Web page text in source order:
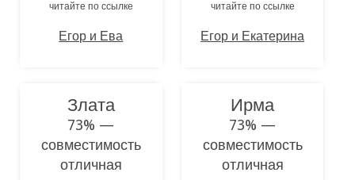
читайте по ссылке
Егор и Ева
читайте по ссылке
Егор и Екатерина
Злата
73% —
совместимость
отличная
Ирма
73% —
совместимость
отличная